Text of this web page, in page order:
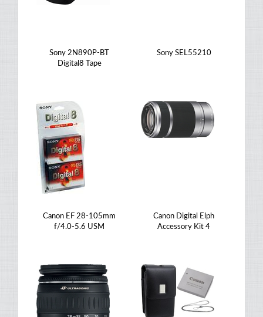
Sony 2N890P-BT
Digital8 Tape
Sony SEL55210
Canon EF 28-105mm
f/4.0-5.6 USM
Canon Digital Elph
Accessory Kit 4